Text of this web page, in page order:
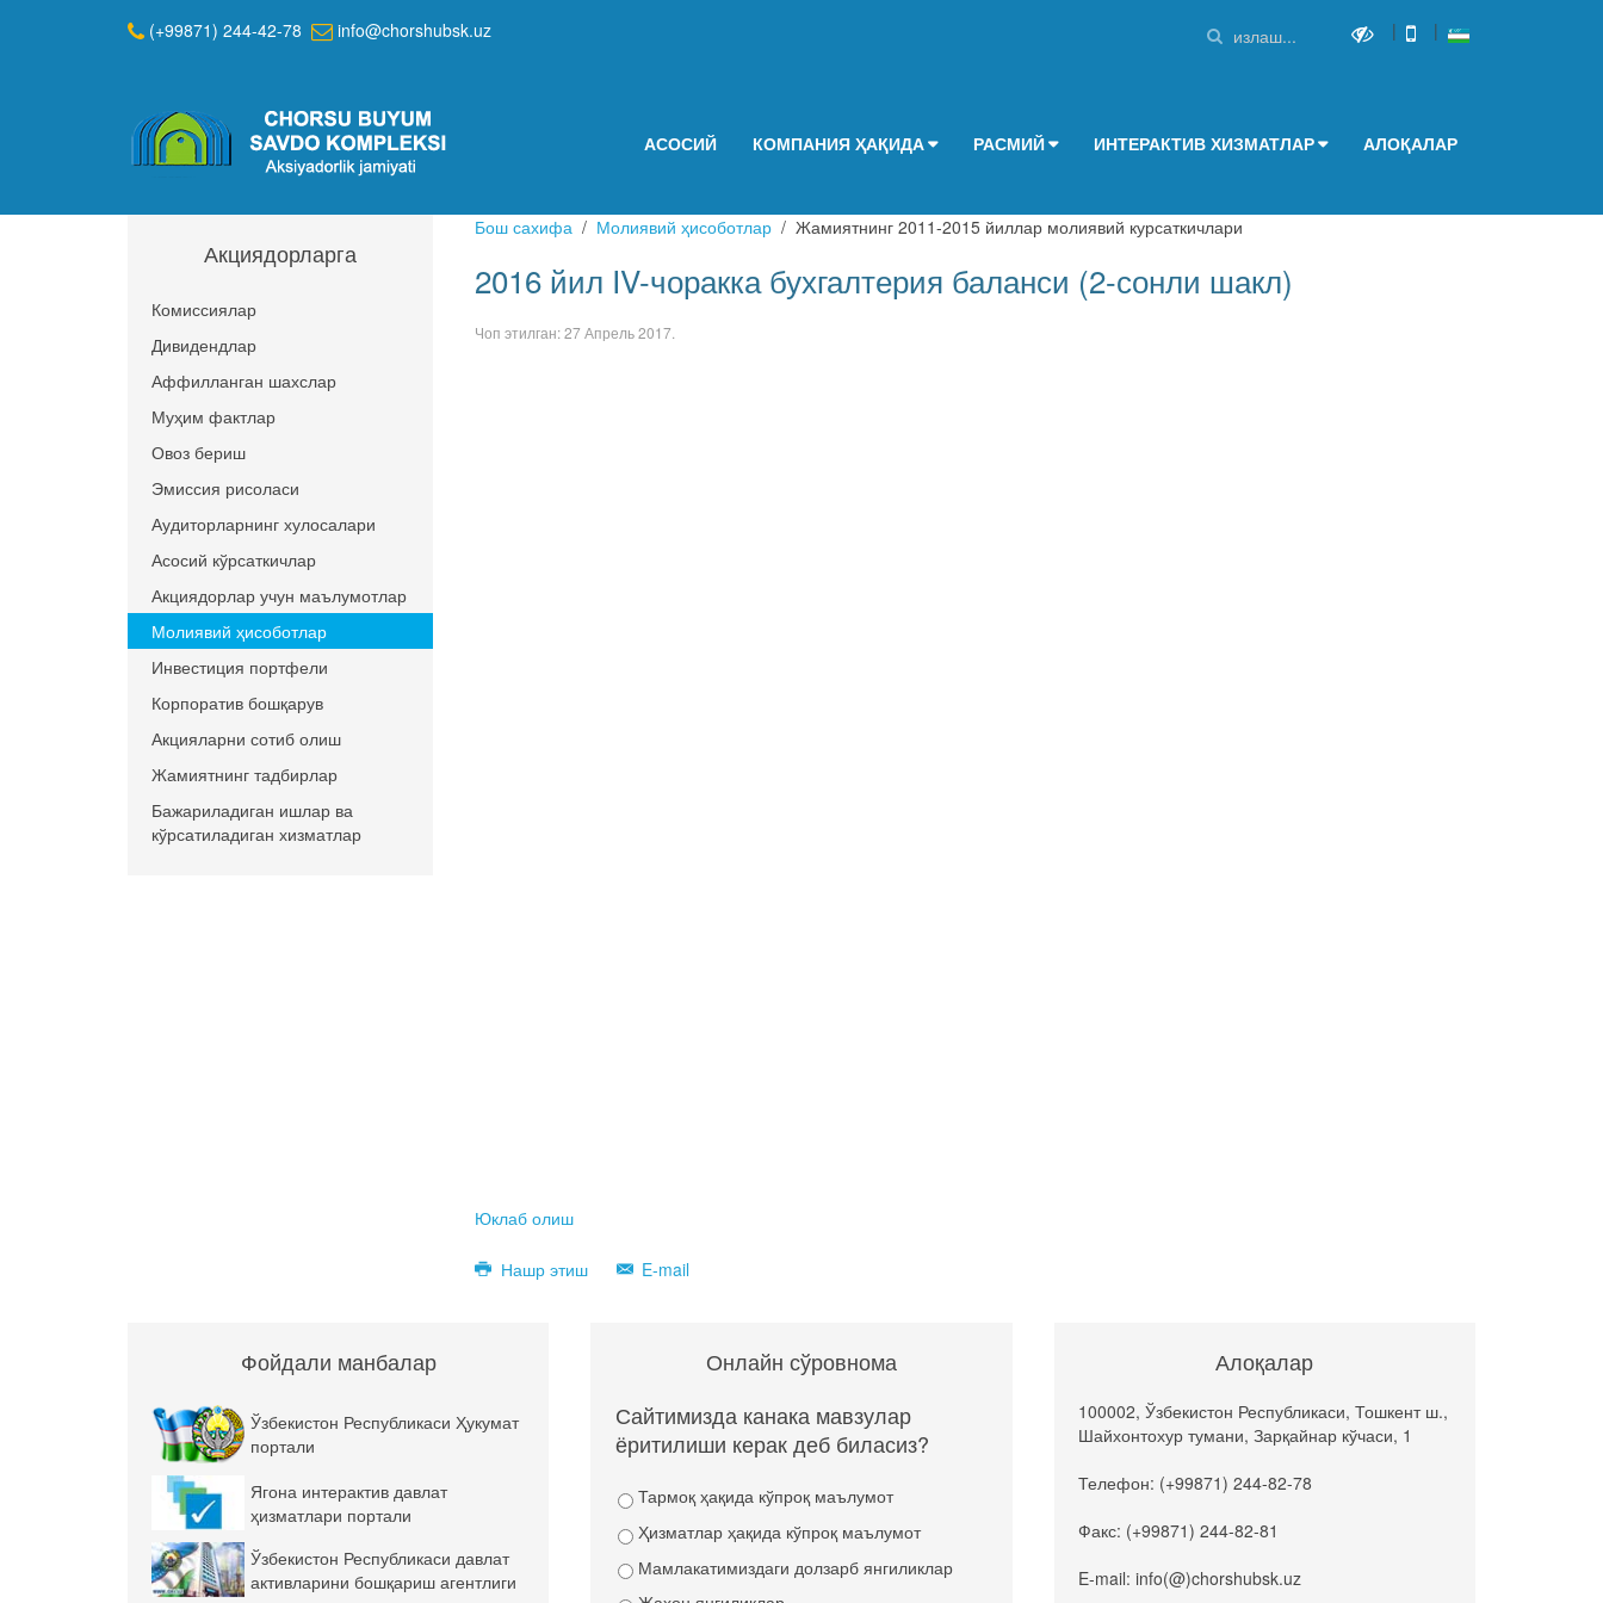
(+99871) 244-42-78 info@chorshubsk.uz | |
АСОСИЙ КОМПАНИЯ ҲАҚИДА РАСМИЙ ИНТЕРАКТИВ ХИЗМАТЛАР АЛОҚАЛАР
Бош сахифа Молиявий ҳисоботлар Жамиятнинг 2011-2015 йиллар молиявий курсаткичлари
2016 йил IV-чоракка бухгалтерия баланси (2-сонли шакл)
Чоп этилган:27 Апрель 2017
Юклаб олиш
Нашр этиш E-mail
Акциядорларга
Комиссиялар
Дивидендлар
Аффилланган шахслар
Муҳим фактлар
Овоз бериш
Эмиссия рисоласи
Аудиторларнинг хулосалари
Асосий кўрсаткичлар
Акциядорлар учун маълумотлар
Молиявий ҳисоботлар
Инвестиция портфели
Корпоратив бошқарув
Акцияларни сотиб олиш
Жамиятнинг тадбирлар
Бажариладиган ишлар ва
кўрсатиладиган хизматлар
Фойдали манбалар
Ўзбекистон Республикаси Ҳукумат
портали
Ягона интерактив давлат
ҳизматлари портали
Ўзбекистон Республикаси давлат
активларини бошқариш агентлиги
Онлайн сўровнома
Сайтимизда канака мавзулар
ёритилиши керак деб биласиз?
Тармоқ ҳақида кўпроқ маълумот
Ҳизматлар ҳақида кўпроқ маълумот
Мамлакатимиздаги долзарб янгиликлар
Алоқалар
100002, Ўзбекистон Республикаси, Тошкент ш.,
Шайхонтохур тумани, Зарқайнар кўчаси, 1
Телефон: (+99871) 244-82-78
Факс: (+99871) 244-82-81
E-mail: info(@)chorshubsk.uz